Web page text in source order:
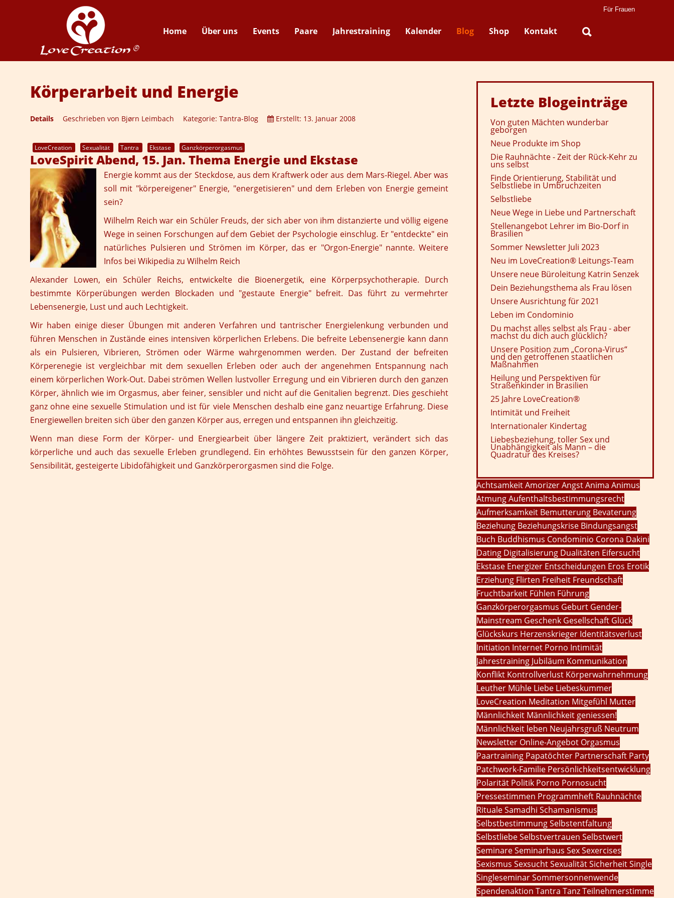
Für Frauen
Home Über uns Events Paare Jahrestraining Kalender Blog Shop Kontakt
Suche
Körperarbeit und Energie
Details Geschrieben von Bjørn Leimbach Kategorie: Tantra-Blog Erstellt: 13. Januar 2008
LoveCreation Sexualität Tantra Ekstase Ganzkörperorgasmus
LoveSpirit Abend, 15. Jan. Thema Energie und Ekstase
Energie kommt aus der Steckdose, aus dem Kraftwerk oder aus dem Mars-Riegel. Aber was
soll mit "körpereigener" Energie, "energetisieren" und dem Erleben von Energie gemeint
sein?
Wilhelm Reich war ein Schüler Freuds, der sich aber von ihm distanzierte und völlig eigene
Wege in seinen Forschungen auf dem Gebiet der Psychologie einschlug. Er "entdeckte" ein
natürliches Pulsieren und Strömen im Körper, das er "Orgon-Energie" nannte. Weitere
Infos bei Wikipedia zu Wilhelm Reich
Alexander Lowen, ein Schüler Reichs, entwickelte die Bioenergetik, eine Körperpsychotherapie. Durch
bestimmte Körperübungen werden Blockaden und "gestaute Energie" befreit. Das führt zu vermehrter
Lebensenergie, Lust und auch Lechtigkeit.
Wir haben einige dieser Übungen mit anderen Verfahren und tantrischer Energielenkung verbunden und
führen Menschen in Zustände eines intensiven körperlichen Erlebens. Die befreite Lebensenergie kann dann
als ein Pulsieren, Vibrieren, Strömen oder Wärme wahrgenommen werden. Der Zustand der befreiten
Körperenegie ist vergleichbar mit dem sexuellen Erleben oder auch der angenehmen Entspannung nach
einem körperlichen Work-Out. Dabei strömen Wellen lustvoller Erregung und ein Vibrieren durch den ganzen
Körper, ähnlich wie im Orgasmus, aber feiner, sensibler und nicht auf die Genitalien begrenzt. Dies geschieht
ganz ohne eine sexuelle Stimulation und ist für viele Menschen deshalb eine ganz neuartige Erfahrung. Diese
Energiewellen breiten sich über den ganzen Körper aus, erregen und entspannen ihn gleichzeitig.
Wenn man diese Form der Körper- und Energiearbeit über längere Zeit praktiziert, verändert sich das
körperliche und auch das sexuelle Erleben grundlegend. Ein erhöhtes Bewusstsein für den ganzen Körper,
Sensibilität, gesteigerte Libidofähigkeit und Ganzkörperorgasmen sind die Folge.
Letzte Blogeinträge
Von guten Mächten wunderbar
geborgen
Neue Produkte im Shop
Die Rauhnächte - Zeit der Rück-Kehr zu
uns selbst
Finde Orientierung, Stabilität und
Selbstliebe in Umbruchzeiten
Selbstliebe
Neue Wege in Liebe und Partnerschaft
Stellenangebot Lehrer im Bio-Dorf in
Brasilien
Sommer Newsletter Juli 2023
Neu im LoveCreation® Leitungs-Team
Unsere neue Büroleitung Katrin Senzek
Dein Beziehungsthema als Frau lösen
Unsere Ausrichtung für 2021
Leben im Condominio
Du machst alles selbst als Frau - aber
machst du dich auch glücklich?
Unsere Position zum „Corona-Virus“
und den getroffenen staatlichen
Maßnahmen
Heilung und Perspektiven für
Straßenkinder in Brasilien
25 Jahre LoveCreation®
Intimität und Freiheit
Internationaler Kindertag
Liebesbeziehung, toller Sex und
Unabhängigkeit als Mann – die
Quadratur des Kreises?
AchtsamkeitAmorizerAngstAnima Animus
AtmungAufenthaltsbestimmungsrecht
Aufmerksamkeit Bemutterung Bevaterung
Beziehung Beziehungskrise Bindungsangst
Buch Buddhismus Condominio Corona Dakini
Dating Digitalisierung Dualitäten Eifersucht
Ekstase Energizer Entscheidungen Eros Erotik
Erziehung Flirten Freiheit Freundschaft
Fruchtbarkeit Fühlen Führung
Ganzkörperorgasmus Geburt Gender-
Mainstream Geschenk Gesellschaft Glück
Glückskurs Herzenskrieger Identitätsverlust
Initiation Internet Porno Intimität
Jahrestraining Jubiläum Kommunikation
Konflikt Kontrollverlust Körperwahrnehmung
Leuther Mühle Liebe Liebeskummer
LoveCreation Meditation Mitgefühl Mutter
Männlichkeit Männlichkeit geniessen!
Männlichkeit leben Neujahrsgruß Neutrum
Newsletter Online-Angebot Orgasmus
Paartraining Papatöchter Partnerschaft Party
Patchwork-Familie Persönlichkeitsentwicklung
Polarität Politik Porno Pornosucht
Pressestimmen Programmheft Rauhnächte
RitualeSamadhi Schamanismus
SelbstbestimmungSelbstentfaltung
SelbstliebeSelbstvertrauen Selbstwert
SeminareSeminarhaus SexSexercises
Sexismus SexsuchtSexualitätSicherheitSingle
SingleseminarSommersonnenwende
Spendenaktion Tantra TanzTeilnehmerstimme